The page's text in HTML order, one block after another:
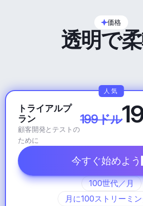
価格
透明で
トライアルプ
ラン
顧客開発とテストの
ために
199ドル
今すぐ始めよう
100世代／月
月に100ストリーミ
人気